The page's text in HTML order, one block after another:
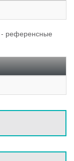
- референсные